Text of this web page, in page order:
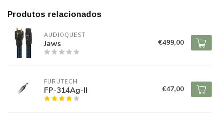
Produtos relacionados
AUDIOQUEST
Jaws €499,00
FURUTECH
FP-314Ag-II €47,00